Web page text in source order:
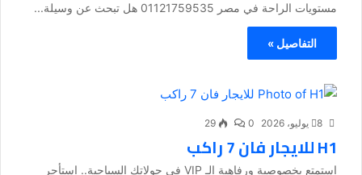
مستويات الراحة في مصر 01121759535 هل تبحث عن وسيلة...
التفاصيل »
8 يوليو، 2026 0
29
H1 للايجار فان 7 راكب
استمتع بخصوصية ورفاهية الـ VIP في جولاتك السياحية.. استأجر